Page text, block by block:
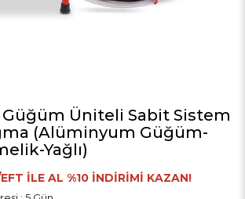
Güğüm Üniteli Sabit Sistem
(Alüminyum Güğüm-
Yağlı)
İLE AL %10 İNDİRİMİ KAZAN!